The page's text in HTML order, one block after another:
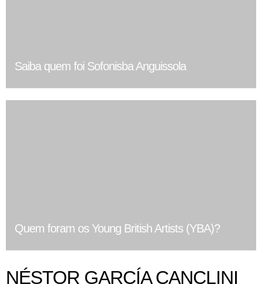
Saiba quem foi Sofonisba Anguissola
Quem foram os Young British Artists (YBA)?
NÉSTOR GARCÍA CANCLINI